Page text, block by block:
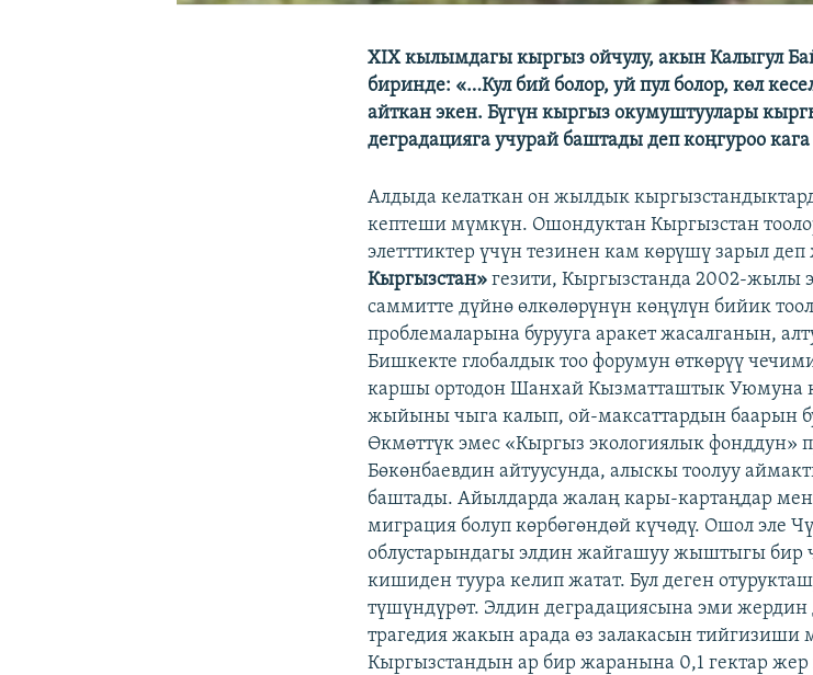
ХIХ кылымдагы кыргыз ойчулу, акын Калыгул
биринде: «…Кул бий болор, уй пул болор, көл
айткан экен. Бүгүн кыргыз окумуштуулары
деградацияга учурай баштады деп коңгуроо
Алдыда келаткан он жылдык
кептеши мүмкүн. Ошондуктан Кыргызстан
элетттиктер үчүн тезинен кам көрүшү зарыл деп
Кыргызстан» гезити, Кыргызстанда 2002-жылы
саммитте дүйнө өлкөлөрүнүн көңүлүн бийик
проблемаларына бурууга аракет жасалганын,
Бишкекте глобалдык тоо форумун өткөрүү
каршы ортодон Шанхай Кызматташтык Уюмуна
жыйыны чыга калып, ой-максаттардын баарын
Өкмөттүк эмес «Кыргыз экологиялык фонддун»
Бөкөнбаевдин айтуусунда, алыскы тоолуу
баштады. Айылдарда жалаң кары-картаңдар
миграция болуп көрбөгөндөй күчөдү. Ошол эле
облустарындагы элдин жайгашуу жыштыгы бир
кишиден туура келип жатат. Бул деген
түшүндүрөт. Элдин деградациясына эми
трагедия жакын арада өз залакасын
Кыргызстандын ар бир жаранына 0,1 гектар жер